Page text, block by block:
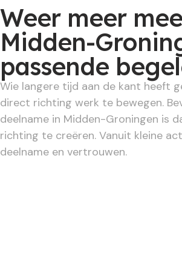
Weer meer
Midden-
passende
Wie langere tijd aan de kant heeft
direct richting werk te bewegen.
deelname in Midden-Groningen is
richting te creëren. Vanuit kleine
deelname en vertrouwen.